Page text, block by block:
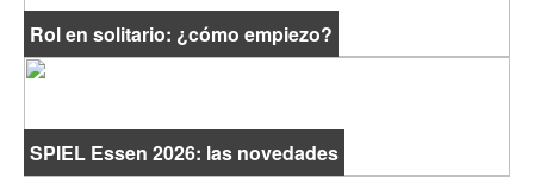
Rol en solitario: ¿cómo empiezo?
SPIEL Essen 2026: las novedades